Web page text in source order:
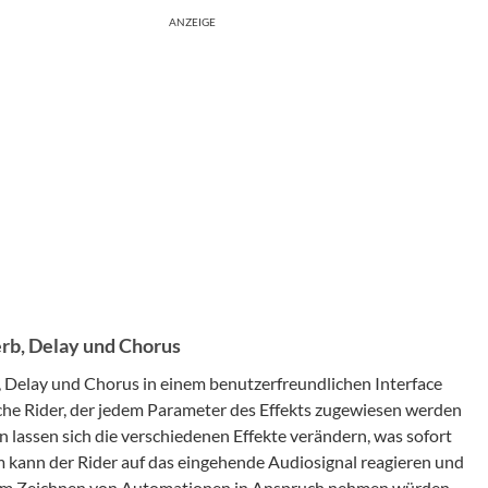
ANZEIGE
Delay und Chorus
Delay und Chorus in einem benutzerfreundlichen Interface
Rider, der jedem Parameter des Effekts zugewiesen werden
sich die verschiedenen Effekte verändern, was sofort
der Rider auf das eingehende Audiosignal reagieren und